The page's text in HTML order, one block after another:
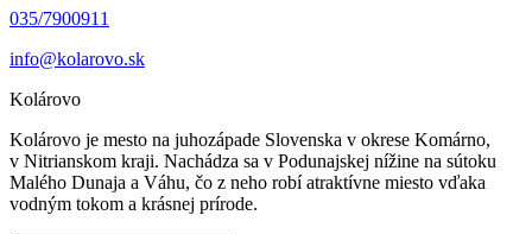
035/7900911
info@kolarovo.sk
Kolárovo
Kolárovo je mesto na juhozápade Slovenska v okrese Komárno,
v Nitrianskom kraji. Nachádza sa v Podunajskej nížine na sútoku
Malého Dunaja a Váhu, čo z neho robí atraktívne miesto vďaka
vodným tokom a krásnej prírode.